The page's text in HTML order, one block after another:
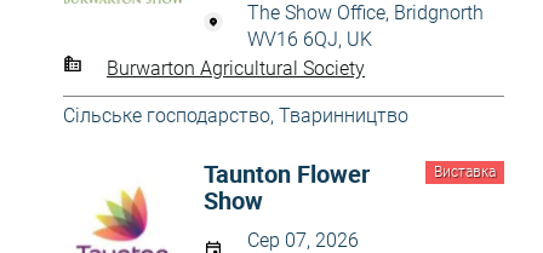
The Show Office, Bridgnorth
WV16 6QJ, UK
Burwarton Agricultural Society
Сільське господарство, Тваринництво
Виставка
Taunton Flower
Show
Сер 07, 2026